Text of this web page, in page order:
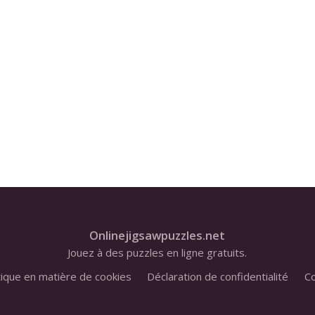
Onlinejigsawpuzzles.net
Jouez à des puzzles en ligne gratuits.
en matière de cookies Déclaration de confidentialité